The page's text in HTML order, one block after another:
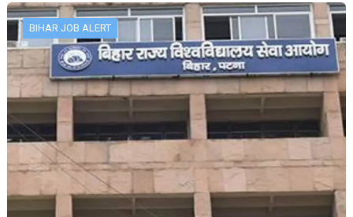
BIHAR JOB ALERT